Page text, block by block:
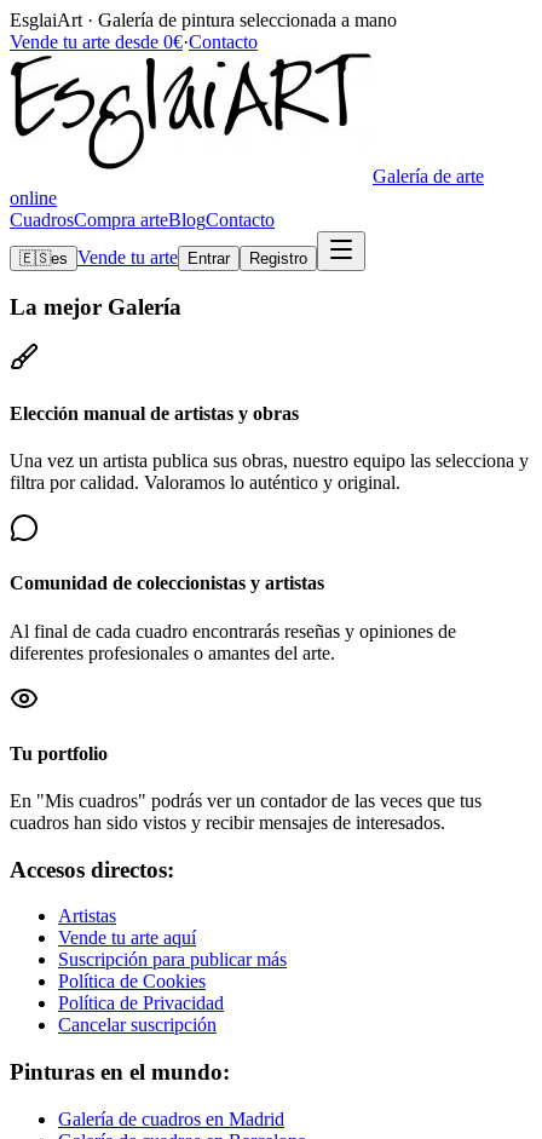
EsglaiArt · Galería de pintura seleccionada a mano
Vende tu arte desde 0€·Contacto
Galería de arte
online
CuadrosCompra arteBlogContacto
🇪🇸es Vende tu arte Entrar Registro
La mejor Galería
Elección manual de artistas y obras
Una vez un artista publica sus obras, nuestro equipo las selecciona y
filtra por calidad. Valoramos lo auténtico y original.
Comunidad de coleccionistas y artistas
Al final de cada cuadro encontrarás reseñas y opiniones de
diferentes profesionales o amantes del arte.
Tu portfolio
En "Mis cuadros" podrás ver un contador de las veces que tus
cuadros han sido vistos y recibir mensajes de interesados.
Accesos directos:
Artistas
Vende tu arte aquí
Suscripción para publicar más
Política de Cookies
Política de Privacidad
Cancelar suscripción
Pinturas en el mundo:
Galería de cuadros en Madrid